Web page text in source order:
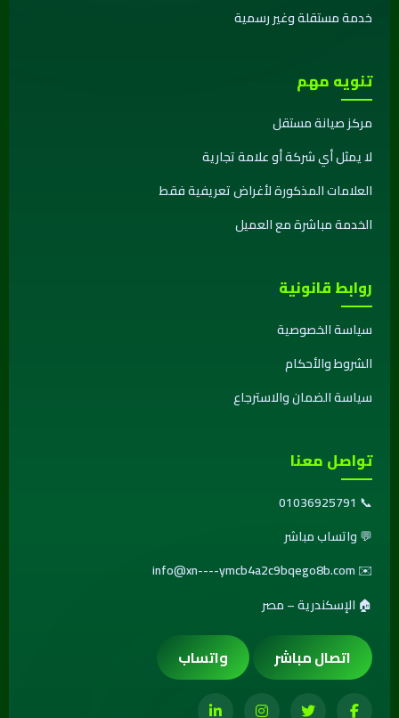
خدمة مستقلة وغير رسمية
تنويه مهم
مركز صيانة مستقل
لا يمثل أي شركة أو علامة تجارية
العلامات المذكورة لأغراض تعريفية فقط
الخدمة مباشرة مع العميل
روابط قانونية
سياسة الخصوصية
الشروط والأحكام
سياسة الضمان والاسترجاع
تواصل معنا
📞
01036925791
💬واتساب مباشر
✉️
info@xn----ymcb4a2c9bqego8b.com
🏠 الإسكندرية – مصر
اتصال مباشر واتساب